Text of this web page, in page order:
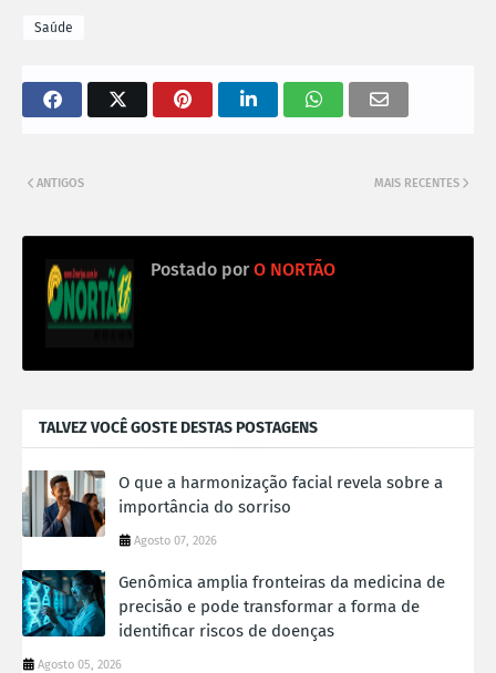
Saúde
MAIS RECENTES
ANTIGOS
Postado por O NORTÃO
TALVEZ VOCÊ GOSTE DESTAS POSTAGENS
O que a harmonização facial revela sobre a
importância do sorriso
Agosto 07, 2026
Genômica amplia fronteiras da medicina de
precisão e pode transformar a forma de
identificar riscos de doenças
Agosto 05, 2026